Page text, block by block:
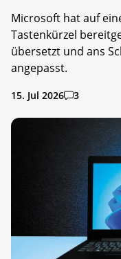
Microsoft hat auf
Tastenkürzel
übersetzt und ans
angepasst.
15. Jul 2026 3